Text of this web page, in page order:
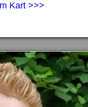
Kart >>>